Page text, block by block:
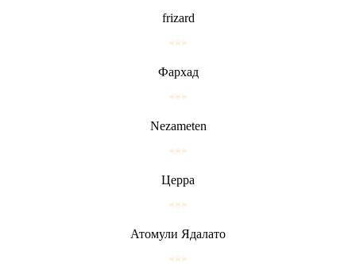
frizard
***
Фархад
***
Nezameten
***
Церра
***
Атомули Ядалато
***